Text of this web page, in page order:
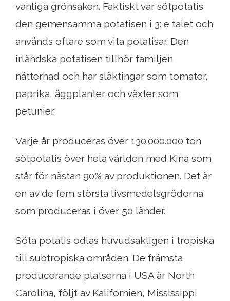
vanliga grönsaken. Faktiskt var sötpotatis
den gemensamma potatisen i 3: e talet och
används oftare som vita potatisar. Den
irländska potatisen tillhör familjen
nätterhad och har släktingar som tomater,
paprika, äggplanter och växter som
petunier.
Varje år produceras över 130.000.000 ton
sötpotatis över hela världen med Kina som
står för nästan 90% av produktionen. Det är
en av de fem största livsmedelsgrödorna
som produceras i över 50 länder.
Söta potatis odlas huvudsakligen i tropiska
till subtropiska områden. De främsta
producerande platserna i USA är North
Carolina, följt av Kalifornien, Mississippi